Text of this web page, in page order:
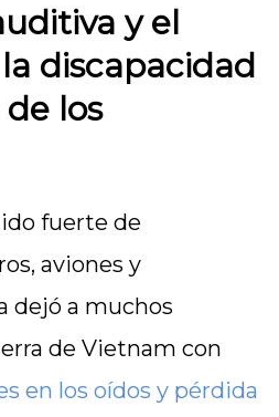
y el
discapacidad
los
fuerte de
aviones y
dejó a muchos
de Vietnam con
en los oídos y pérdida